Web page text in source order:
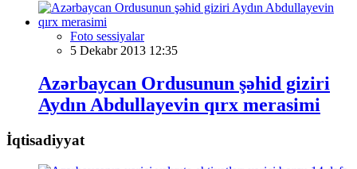
Foto sessiyalar
5 Dekabr 2013 12:35
Azərbaycan Ordusunun şəhid giziri
Aydın Abdullayevin qırx merasimi
İqtisadiyyat